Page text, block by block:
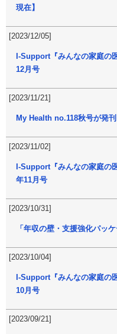
現在】
[2023/12/05]
I-Support『みんなの家庭の
12月号
[2023/11/21]
My Health no.118秋号が発
[2023/11/02]
I-Support『みんなの家庭の
年11月号
[2023/10/31]
「年収の壁・支援強化パッ
[2023/10/04]
I-Support『みんなの家庭の
10月号
[2023/09/21]